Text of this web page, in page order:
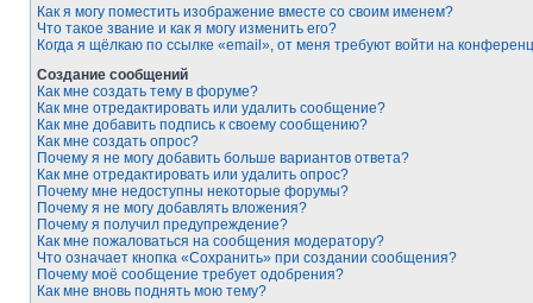
Как я могу поместить изображение вместе со своим именем?
Что такое звание и как я могу изменить его?
Когда я щёлкаю по ссылке «email», от меня требуют войти на
Создание сообщений
Как мне создать тему в форуме?
Как мне отредактировать или удалить сообщение?
Как мне добавить подпись к своему сообщению?
Как мне создать опрос?
Почему я не могу добавить больше вариантов ответа?
Как мне отредактировать или удалить опрос?
Почему мне недоступны некоторые форумы?
Почему я не могу добавлять вложения?
Почему я получил предупреждение?
Как мне пожаловаться на сообщения модератору?
Что означает кнопка «Сохранить» при создании сообщения?
Почему моё сообщение требует одобрения?
Как мне вновь поднять мою тему?